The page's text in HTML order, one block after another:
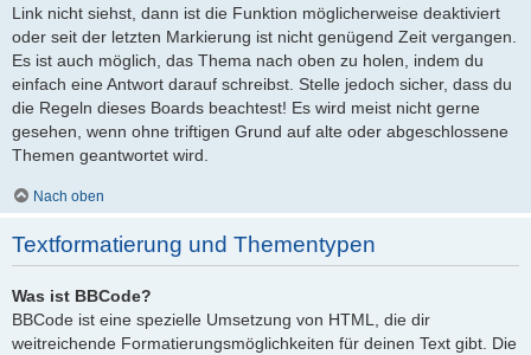
Link nicht siehst, dann ist die Funktion möglicherweise deaktiviert
oder seit der letzten Markierung ist nicht genügend Zeit vergangen.
Es ist auch möglich, das Thema nach oben zu holen, indem du
einfach eine Antwort darauf schreibst. Stelle jedoch sicher, dass du
die Regeln dieses Boards beachtest! Es wird meist nicht gerne
gesehen, wenn ohne triftigen Grund auf alte oder abgeschlossene
Themen geantwortet wird.
Nach oben
Textformatierung und Thementypen
Was ist BBCode?
BBCode ist eine spezielle Umsetzung von HTML, die dir
weitreichende Formatierungsmöglichkeiten für deinen Text gibt. Die